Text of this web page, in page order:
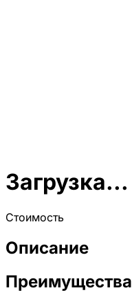
Загрузка...
Стоимость
Описание
Преимущества